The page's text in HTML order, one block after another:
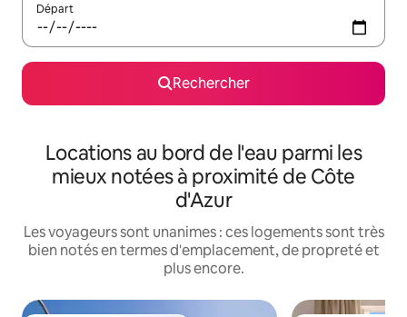
Départ
Rechercher
Locations au bord de l'eau parmi les
mieux notées à proximité de Côte
d'Azur
Les voyageurs sont unanimes : ces logements sont très
bien notés en termes d'emplacement, de propreté et
plus encore.